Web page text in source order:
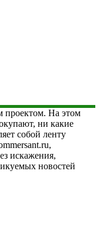
проектом. На этом
ни какие
собой ленту
искажения,
новостей